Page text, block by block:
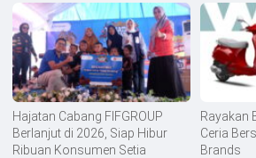
Hajatan Cabang FIFGROUP
Berlanjut di 2026, Siap Hibur
Ribuan Konsumen Setia
Rayakan
Ceria
Brands